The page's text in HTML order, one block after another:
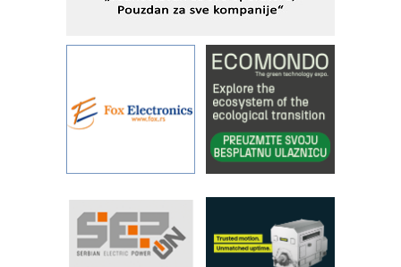
IBeRTIM - oprema za ispitivanje
STAUFF – Komponente koje
povećavaju pouzdanost hidrauličkih
YAMADA pumpe – japanska
pouzdanost u transferu fluida
Filtration Group Industrial – Napredna
rešenja za filtraciju u hidrauličkim i
RILINEX kompanije Rittal
FANUC: Najbolje za vašu pametnu
automatizaciju